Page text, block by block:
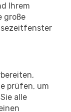
Ihrem
große
prüfen, um
alle